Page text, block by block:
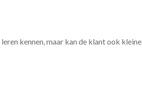
kennen, maar kan de klant ook kleine